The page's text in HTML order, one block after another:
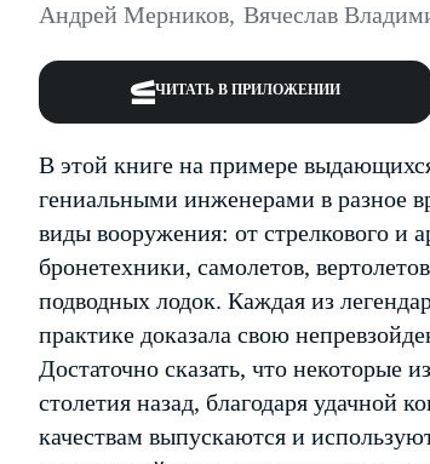
Андрей Мерников, Вячеслав
ЧИТАТЬ В ПРИЛОЖЕНИИ
В этой книге на примере
гениальными инженерами в разное
виды вооружения: от стрелкового и
бронетехники, самолетов,
подводных лодок. Каждая из
практике доказала свою
Достаточно сказать, что некоторые
столетия назад, благодаря удачной
качествам выпускаются и